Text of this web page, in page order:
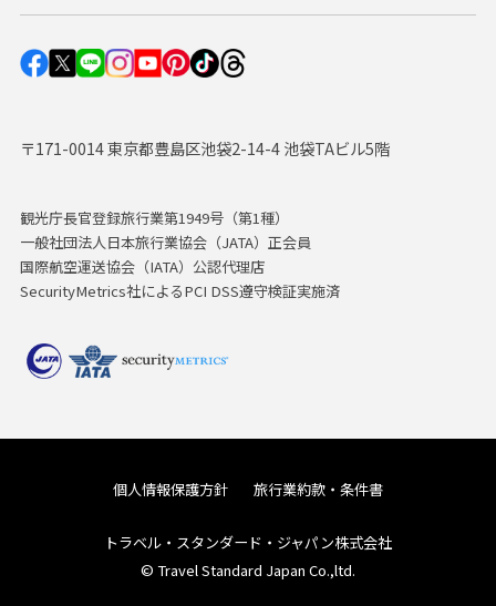
〒171-0014 東京都豊島区池袋2-14-4 池袋TAビル5階
観光庁長官登録旅行業第1949号（第1種）
一般社団法人日本旅行業協会（JATA）正会員
国際航空運送協会（IATA）公認代理店
SecurityMetrics社によるPCI DSS遵守検証実施済
個人情報保護方針 旅行業約款・条件書
トラベル・スタンダード・ジャパン株式会社
© Travel Standard Japan Co.,ltd.